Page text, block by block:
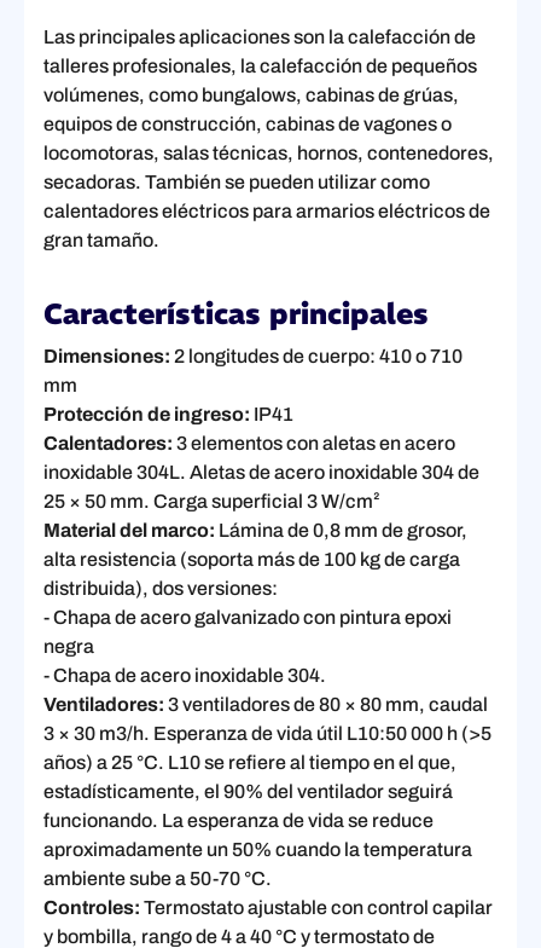
Las principales aplicaciones son la calefacción de
talleres profesionales, la calefacción de pequeños
volúmenes, como bungalows, cabinas de grúas,
equipos de construcción, cabinas de vagones o
locomotoras, salas técnicas, hornos, contenedores,
secadoras. También se pueden utilizar como
calentadores eléctricos para armarios eléctricos de
gran tamaño.
Características principales
Dimensiones: 2 longitudes de cuerpo: 410 o 710
mm
Protección de ingreso: IP41
Calentadores: 3 elementos con aletas en acero
inoxidable 304L. Aletas de acero inoxidable 304 de
25 × 50 mm. Carga superficial 3 W/cm²
Material del marco: Lámina de 0,8 mm de grosor,
alta resistencia (soporta más de 100 kg de carga
distribuida), dos versiones:
- Chapa de acero galvanizado con pintura epoxi
negra
- Chapa de acero inoxidable 304.
Ventiladores: 3 ventiladores de 80 × 80 mm, caudal
3 × 30 m3/h. Esperanza de vida útil L10:50 000 h (>5
años) a 25 °C. L10 se refiere al tiempo en el que,
estadísticamente, el 90% del ventilador seguirá
funcionando. La esperanza de vida se reduce
aproximadamente un 50% cuando la temperatura
ambiente sube a 50-70 °C.
Controles: Termostato ajustable con control capilar
y bombilla, rango de 4 a 40 °C y termostato de